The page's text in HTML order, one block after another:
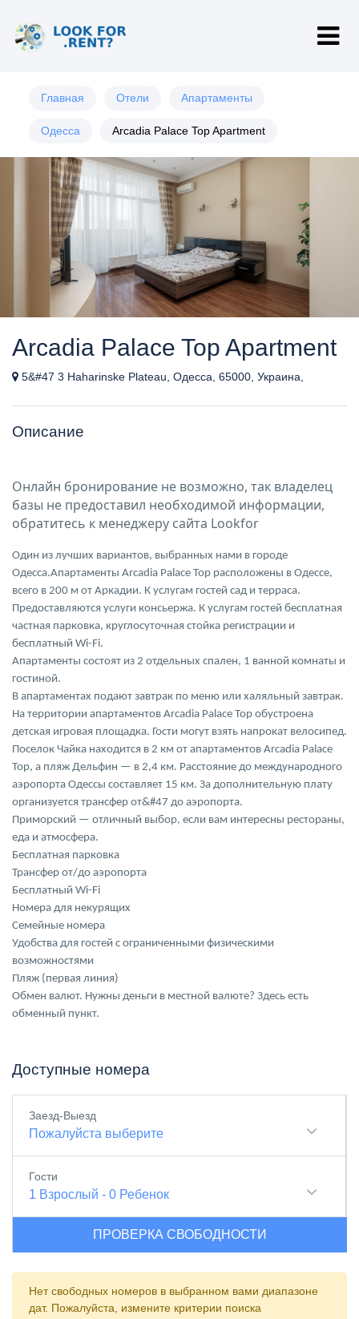
Главная Отели Апартаменты
Одесса Arcadia Palace Top Apartment
Arcadia Palace Top Apartment
5&#47 3 Haharinske Plateau, Одесса, 65000, Украина,
Описание
Онлайн бронирование не возможно, так владелец
базы не предоставил необходимой информации,
обратитесь к менеджеру сайта Lookfor
Один из лучших вариантов, выбранных нами в городе
Одесса.Апартаменты Arcadia Palace Top расположены в Одессе,
всего в 200 м от Аркадии. К услугам гостей сад и терраса.
Предоставляются услуги консьержа. К услугам гостей бесплатная
частная парковка, круглосуточная стойка регистрации и
бесплатный Wi-Fi.
Апартаменты состоят из 2 отдельных спален, 1 ванной комнаты и
гостиной.
В апартаментах подают завтрак по меню или халяльный завтрак.
На территории апартаментов Arcadia Palace Top обустроена
детская игровая площадка. Гости могут взять напрокат велосипед.
Поселок Чайка находится в 2 км от апартаментов Arcadia Palace
Top, а пляж Дельфин — в 2,4 км. Расстояние до международного
аэропорта Одессы составляет 15 км. За дополнительную плату
организуется трансфер от&#47 до аэропорта.
Приморский — отличный выбор, если вам интересны рестораны,
еда и атмосфера.
Бесплатная парковка
Трансфер от/до аэропорта
Бесплатный Wi-Fi
Номера для некурящих
Семейные номера
Удобства для гостей с ограниченными физическими
возможностями
Пляж (первая линия)
Обмен валют. Нужны деньги в местной валюте? Здесь есть
обменный пункт.
Доступные номера
Заезд-Выезд
Пожалуйста выберите
Гости
1 Взрослый - 0 Ребенок
ПРОВЕРКА СВОБОДНОСТИ
Нет свободных номеров в выбранном вами диапазоне
дат. Пожалуйста, измените критерии поиска